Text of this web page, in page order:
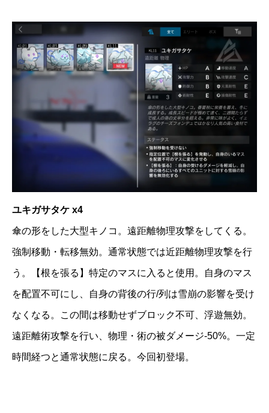
ユキガサタケ x4
傘の形をした大型キノコ。遠距離物理攻撃をしてくる。
強制移動・転移無効。通常状態では近距離物理攻撃を行
う。【根を張る】特定のマスに入ると使用。自身のマス
を配置不可にし、自身の背後の行/列は雪崩の影響を受け
なくなる。この間は移動せずブロック不可、浮遊無効。
遠距離術攻撃を行い、物理・術の被ダメージ-50%。一定
時間経つと通常状態に戻る。今回初登場。